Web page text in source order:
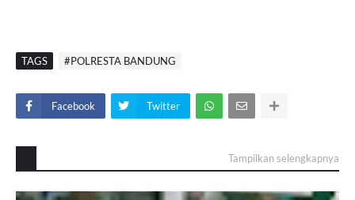
TAGS #POLRESTA BANDUNG
Facebook Twitter
Tampilkan selengkapnya